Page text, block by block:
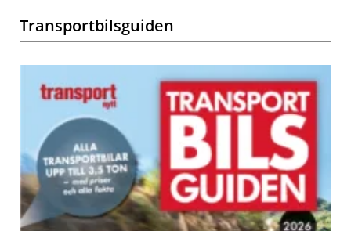
Transportbilsguiden